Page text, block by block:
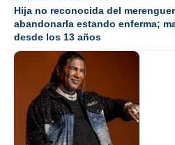
Hija no reconocida del
abandonarla estando enferma;
desde los 13 años